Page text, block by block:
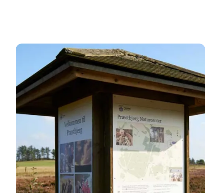
Se andre naturfoldere